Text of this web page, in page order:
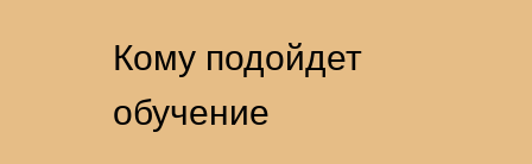
Кому подойдет
обучение